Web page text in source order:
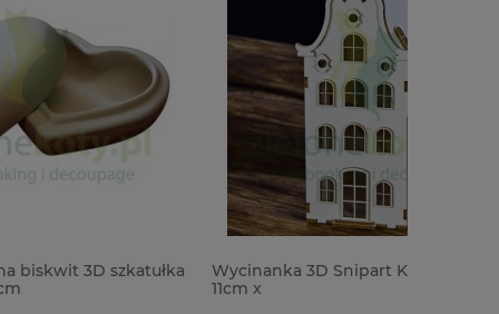
Wycinanka 3D Snipart Kamieniczka